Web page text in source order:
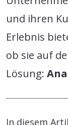
und ihren
Erlebnis
ob sie auf
Lösung:
In diesem